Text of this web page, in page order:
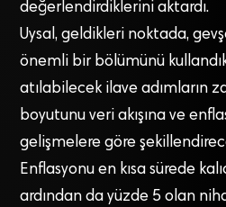
değerlendirdiklerini aktardı.
Uysal, geldikleri noktada,
önemli bir bölümünü
atılabilecek ilave adımların
boyutunu veri akışına ve
gelişmelere göre
Enflasyonu en kısa sürede
ardından da yüzde 5 olan